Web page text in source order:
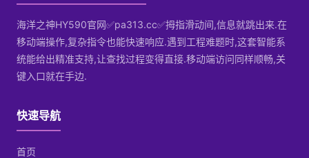
海洋之神HY590官网✅pa313.cc✅拇指滑动间,信息就跳出来.在
移动端操作,复杂指令也能快速响应.遇到工程难题时,这套智能系
统能给出精准支持,让查找过程变得直接.移动端访问同样顺畅,关
键入口就在手边.
快速导航
首页